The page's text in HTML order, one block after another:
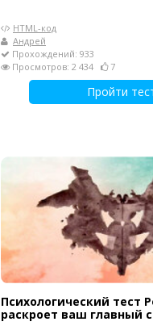
HTML-код
Андрей
Прохождений: 933
Просмотров: 2 434
7
Пройти
Психологический тест
раскроет ваш главный